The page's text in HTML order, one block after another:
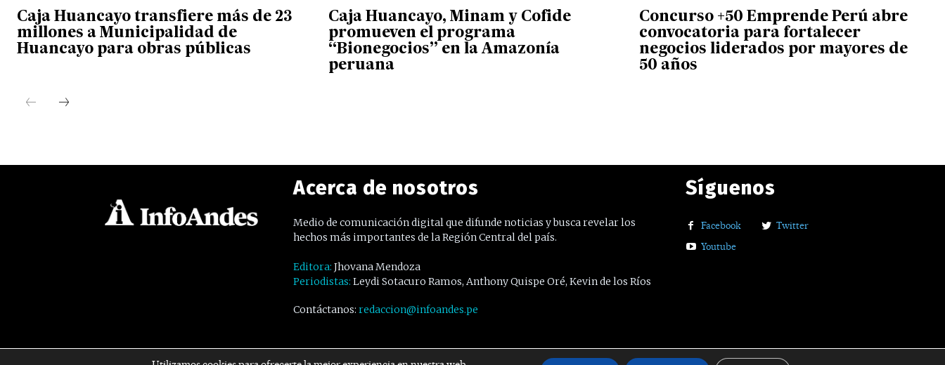
Caja Huancayo transfiere más de 23
millones a Municipalidad de
Huancayo para obras públicas
Caja Huancayo, Minam y Cofide
promueven el programa
“Bionegocios” en la Amazonía
peruana
Concurso +50 Emprende Perú abre
convocatoria para fortalecer
negocios liderados por mayores de
50 años
Acerca de nosotros
Medio de comunicación digital que difunde noticias y busca revelar los
hechos más importantes de la Región Central del país.
Editora: Jhovana Mendoza
Periodistas: Leydi Sotacuro Ramos, Anthony Quispe Oré, Kevin de los Ríos
Contáctanos: redaccion@infoandes.pe
Síguenos
Facebook
Twitter
Youtube